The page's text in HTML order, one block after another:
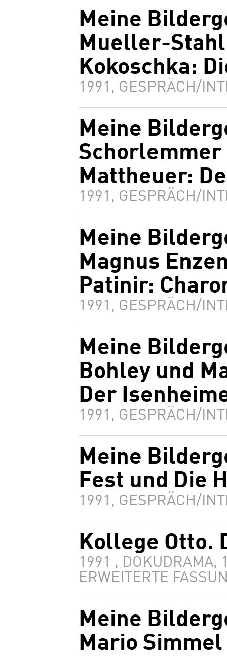
Meine
Mueller-Stahl
Kokoschka:
1991, GESPRÄCH/
Meine
Schorlemmer
Mattheuer:
1991, GESPRÄCH/
Meine
Magnus
Patinir:
1991, GESPRÄCH/
Meine
Bohley und
Der
1991, GESPRÄCH/
Meine
Fest und Die
1991, GESPRÄCH/
Kollege Otto.
1991 , DOKUDRAMA,
ERWEITERTE
Meine
Mario